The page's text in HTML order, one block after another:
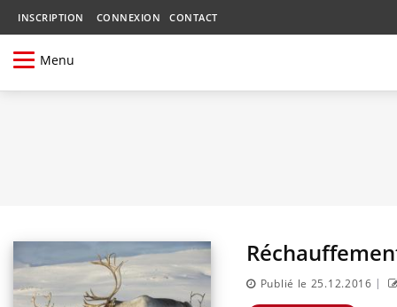
INSCRIPTION CONNEXION CONTACT
Menu
Publié le 25.12.2016 |